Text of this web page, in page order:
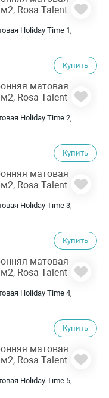
Holiday Time 1,
Купить
Holiday Time 2,
Купить
Holiday Time 3,
Купить
Holiday Time 4,
Купить
Holiday Time 5,